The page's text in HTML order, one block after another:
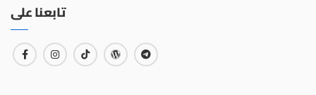
تابعنا على